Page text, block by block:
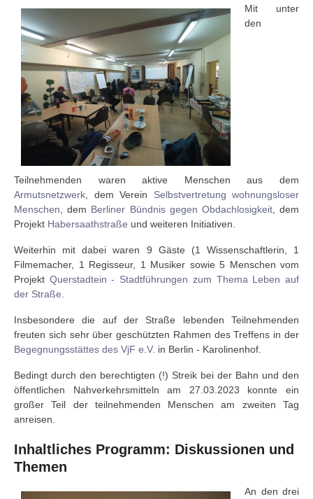
Mit unter
den
Teilnehmenden waren aktive Menschen aus dem
Armutsnetzwerk , dem Verein Selbstvertretung wohnungsloser
Menschen , dem Berliner Bündnis gegen Obdachlosigkeit, dem
Projekt Habersaathstraße und weiteren Initiativen.
Weiterhin mit dabei waren 9 Gäste (1 Wissenschaftlerin, 1
Filmemacher, 1 Regisseur, 1 Musiker sowie 5 Menschen vom
Projekt Querstadtein - Stadtführungen zum Thema Leben auf
der Straße
Insbesondere die auf der Straße lebenden Teilnehmenden
freuten sich sehr über geschützten Rahmen des Treffens in der
Begegnungsstättes des VjF e.V. in Berlin - Karolinenhof.
Bedingt durch den berechtigten (!) Streik bei der Bahn und den
öffentlichen Nahverkehrsmitteln am 27.03.2023 konnte ein
großer Teil der teilnehmenden Menschen am zweiten Tag
anreisen.
Inhaltliches Programm: Diskussionen und
Themen
An den drei